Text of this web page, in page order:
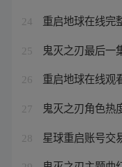
24 重启地球在线完
25 鬼灭之刃最后一
26 重启地球在线观
27 鬼灭之刃角色热
28 星球重启账号交